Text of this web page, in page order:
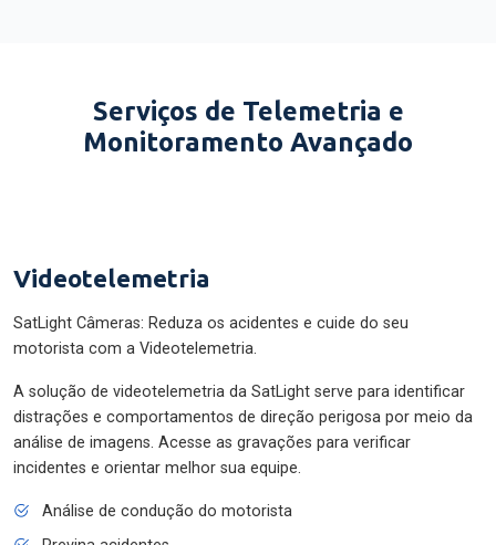
Serviços de Telemetria e
Monitoramento Avançado
Videotelemetria
SatLight Câmeras: Reduza os acidentes e cuide do seu
motorista com a Videotelemetria.
A solução de videotelemetria da SatLight serve para identificar
distrações e comportamentos de direção perigosa por meio da
análise de imagens. Acesse as gravações para verificar
incidentes e orientar melhor sua equipe.
Análise de condução do motorista